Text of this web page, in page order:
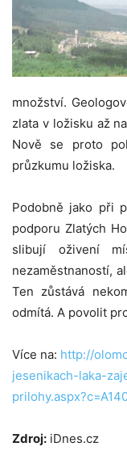
množství.
zlata v ložisku až
Nově se proto
průzkumu ložiska.
Podobně jako při
podporu Zlatých
slibují oživení
nezaměstnaností,
Ten zůstává
odmítá. A povolit
Více na: http://
jesenikach-laka-
Zdroj: iDnes.cz